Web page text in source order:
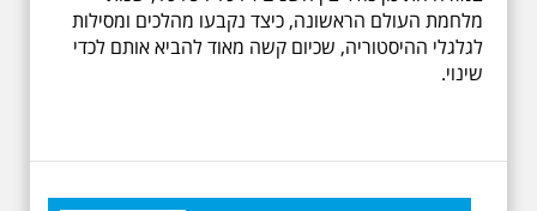
מלחמת העולם הראשונה, כיצד נקבעו מהלכים ומסילות
לגלגלי ההיסטוריה, שכיום קשה מאוד להביא אותם לכדי
שינוי.